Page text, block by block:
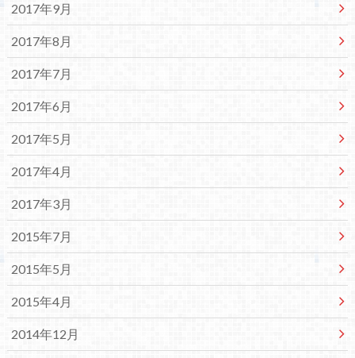
2017年9月
2017年8月
2017年7月
2017年6月
2017年5月
2017年4月
2017年3月
2015年7月
2015年5月
2015年4月
2014年12月